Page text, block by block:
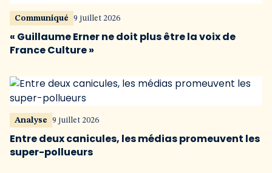
Communiqué 9 juillet 2026
« Guillaume Erner ne doit plus être la voix de
France Culture »
Analyse 9 juillet 2026
Entre deux canicules, les médias promeuvent les
super-pollueurs